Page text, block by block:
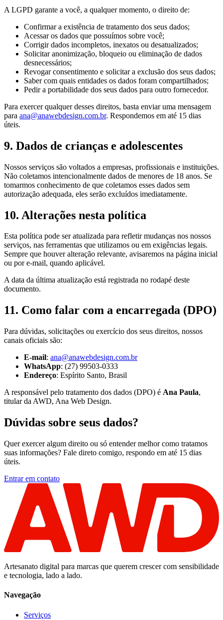
A LGPD garante a você, a qualquer momento, o direito de:
Confirmar a existência de tratamento dos seus dados;
Acessar os dados que possuímos sobre você;
Corrigir dados incompletos, inexatos ou desatualizados;
Solicitar anonimização, bloqueio ou eliminação de dados
desnecessários;
Revogar consentimento e solicitar a exclusão dos seus dados;
Saber com quais entidades os dados foram compartilhados;
Pedir a portabilidade dos seus dados para outro fornecedor.
Para exercer qualquer desses direitos, basta enviar uma mensagem
para ana@anawebdesign.com.br. Respondemos em até 15 dias
úteis.
9. Dados de crianças e adolescentes
Nossos serviços são voltados a empresas, profissionais e instituições.
Não coletamos intencionalmente dados de menores de 18 anos. Se
tomarmos conhecimento de que coletamos esses dados sem
autorização adequada, eles serão excluídos imediatamente.
10. Alterações nesta política
Esta política pode ser atualizada para refletir mudanças nos nossos
serviços, nas ferramentas que utilizamos ou em exigências legais.
Sempre que houver alteração relevante, avisaremos na página inicial
ou por e-mail, quando aplicável.
A data da última atualização está registrada no rodapé deste
documento.
11. Como falar com a encarregada (DPO)
Para dúvidas, solicitações ou exercício dos seus direitos, nossos
canais oficiais são:
E-mail: ana@anawebdesign.com.br
WhatsApp: (27) 99503-0333
Endereço: Espírito Santo, Brasil
A responsável pelo tratamento dos dados (DPO) é Ana Paula,
titular da AWD, Ana Web Design.
Dúvidas sobre seus dados?
Quer exercer algum direito ou só entender melhor como tratamos
suas informações? Fale direto comigo, respondo em até 15 dias
úteis.
Entrar em contato
Artesanato digital para marcas que querem crescer com sensibilidade
e tecnologia, lado a lado.
Navegação
Serviços